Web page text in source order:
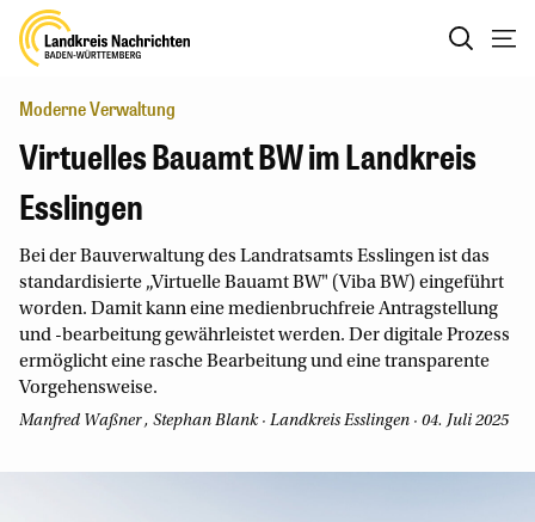
Moderne Verwaltung
Virtuelles Bauamt BW im Landkreis
Esslingen
Bei der Bauverwaltung des Landratsamts Esslingen ist das
standardisierte „Virtuelle Bauamt BW" (Viba BW) eingeführt
worden. Damit kann eine medienbruchfreie Antragstellung
und -bearbeitung gewährleistet werden. Der digitale Prozess
ermöglicht eine rasche Bearbeitung und eine transparente
Vorgehensweise.
Manfred Waßner, Stephan Blank· Landkreis Esslingen · 04. Juli 2025